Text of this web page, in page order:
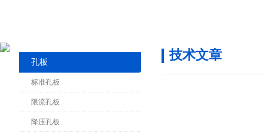
孔板
标准孔板
限流孔板
降压孔板
技术文章